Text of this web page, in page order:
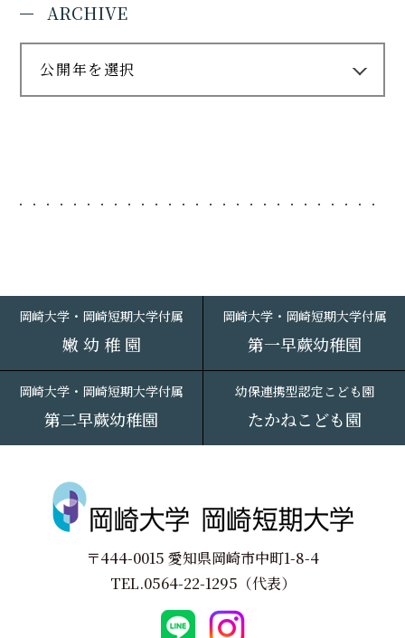
ARCHIVE
公開年を選択
岡崎大学・岡崎短期大学付属
嫩 幼 稚 園
岡崎大学・岡崎短期大学付属
第一早蕨幼稚園
岡崎大学・岡崎短期大学付属
第二早蕨幼稚園
幼保連携型認定こども園
たかねこども園
〒444-0015 愛知県岡崎市中町1-8-4
TEL.0564-22-1295 （代表）